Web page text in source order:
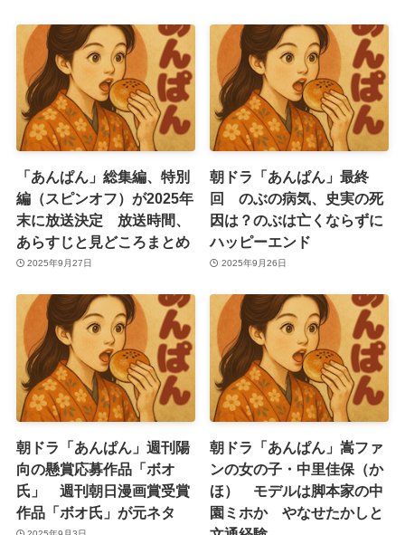
「あんぱん」総集編、特別
編（スピンオフ）が2025年
末に放送決定 放送時間、
あらすじと見どころまとめ
2025年9月27日
朝ドラ「あんぱん」最終
回 のぶの病気、史実の死
因は？のぶは亡くならずに
ハッピーエンド
2025年9月26日
朝ドラ「あんぱん」週刊陽
向の懸賞応募作品「ボオ
氏」 週刊朝日漫画賞受賞
作品「ボオ氏」が元ネタ
朝ドラ「あんぱん」嵩ファ
ンの女の子・中里佳保（か
ほ） モデルは脚本家の中
園ミホか やなせたかしと